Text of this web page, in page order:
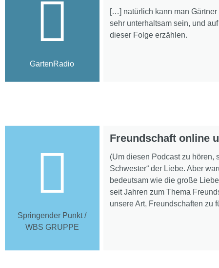
GartenRadio
[…] natürlich kann man
sehr unterhaltsam sein, und
dieser Folge erzählen.
Springender Punkt /
WBS GRUPPE
Freundschaft online
(Um diesen Podcast zu hören,
Schwester“ der Liebe. Aber
bedeutsam wie die große
seit Jahren zum Thema
unsere Art, Freundschaften zu